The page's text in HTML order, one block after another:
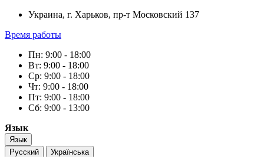
Украина, г. Харьков, пр-т Московский 137
Время работы
Пн: 9:00 - 18:00
Вт: 9:00 - 18:00
Ср: 9:00 - 18:00
Чт: 9:00 - 18:00
Пт: 9:00 - 18:00
Сб: 9:00 - 13:00
Язык
Язык
Русский
Українська